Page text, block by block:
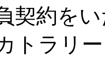
契約を
トラリ